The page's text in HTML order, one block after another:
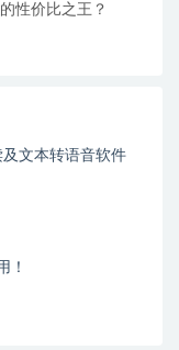
性价比之王？
文本转语音软件
！